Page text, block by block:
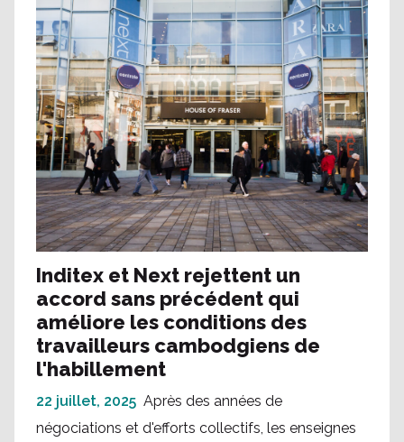
Inditex et Next rejettent un
accord sans précédent qui
améliore les conditions des
travailleurs cambodgiens de
l'habillement
22 juillet, 2025 Après des années de
négociations et d'efforts collectifs, les enseignes